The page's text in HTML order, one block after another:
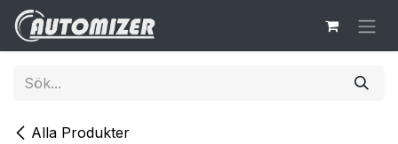
Hoppa till innehåll
Alla Produkter